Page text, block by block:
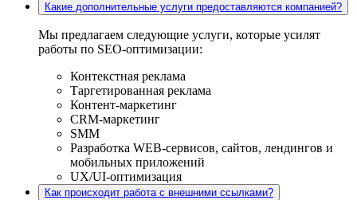
Какие дополнительные услуги предоставляются компанией?
Мы предлагаем следующие услуги, которые усилят
работы по SEO-оптимизации:
Контекстная реклама
Таргетированная реклама
Контент-маркетинг
CRM-маркетинг
SMM
Разработка WEB-сервисов, сайтов, лендингов и
мобильных приложений
UX/UI-оптимизация
Как происходит работа с внешними ссылками?